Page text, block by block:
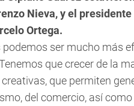
Nieva, y el
Ortega.
podemos ser mucho más
que crecer de la
que permiten
del comercio, así